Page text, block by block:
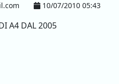
10/07/2010 05:43
A4 DAL 2005